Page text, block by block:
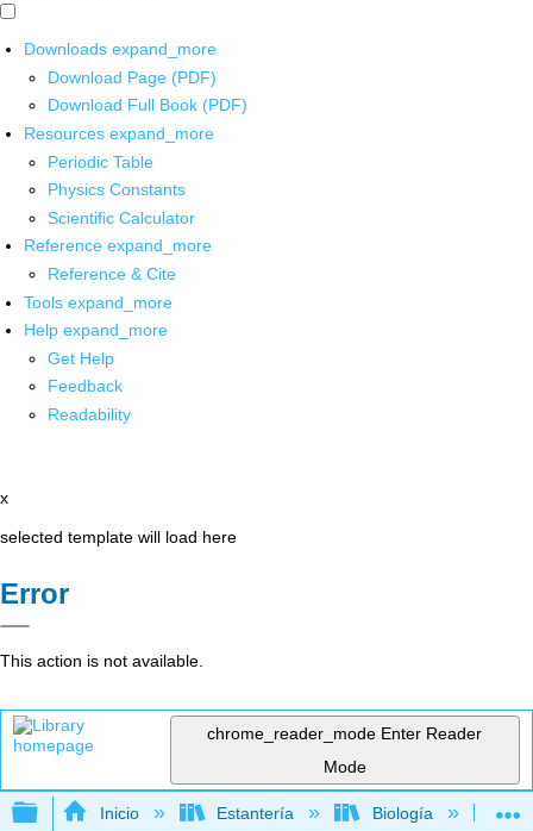
Downloads expand_more
Download Page (PDF)
Download Full Book (PDF)
Resources expand_more
Periodic Table
Physics Constants
Scientific Calculator
Reference expand_more
Reference & Cite
Tools expand_more
Help expand_more
Get Help
Feedback
Readability
x
selected template will load here
Error
This action is not available.
chrome_reader_mode Enter Reader
Mode
Expandir/contraer jerarquía global
Inicio Estantería Biología